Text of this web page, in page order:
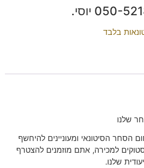
בלבד
שלנו
הסיטונאי ומעוניינים להיחשף
למכירה, אתם מוזמנים להצטרף
שלנו.